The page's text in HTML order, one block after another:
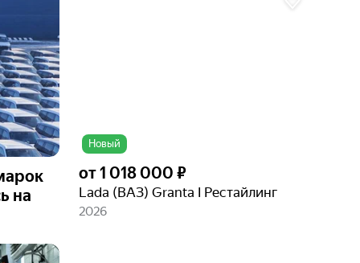
на
Новый
от1 018 000 ₽
Lada (ВАЗ) Granta I Рестайлинг
2026